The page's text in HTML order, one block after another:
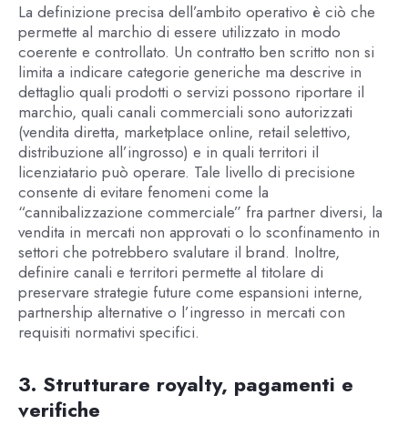
La definizione precisa dell’ambito operativo è ciò che
permette al marchio di essere utilizzato in modo
coerente e controllato. Un contratto ben scritto non si
limita a indicare categorie generiche ma descrive in
dettaglio quali prodotti o servizi possono riportare il
marchio, quali canali commerciali sono autorizzati
(vendita diretta, marketplace online, retail selettivo,
distribuzione all’ingrosso) e in quali territori il
licenziatario può operare. Tale livello di precisione
consente di evitare fenomeni come la
“cannibalizzazione commerciale” fra partner diversi, la
vendita in mercati non approvati o lo sconfinamento in
settori che potrebbero svalutare il brand. Inoltre,
definire canali e territori permette al titolare di
preservare strategie future come espansioni interne,
partnership alternative o l’ingresso in mercati con
requisiti normativi specifici.
3. Strutturare royalty, pagamenti e
verifiche